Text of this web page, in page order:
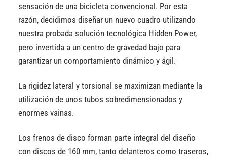
sensación de una bicicleta convencional. Por esta
razón, decidimos diseñar un nuevo cuadro utilizando
nuestra probada solución tecnológica Hidden Power,
pero invertida a un centro de gravedad bajo para
garantizar un comportamiento dinámico y ágil.
La rigidez lateral y torsional se maximizan mediante la
utilización de unos tubos sobredimensionados y
enormes vainas.
Los frenos de disco forman parte integral del diseño
con discos de 160 mm, tanto delanteros como traseros,